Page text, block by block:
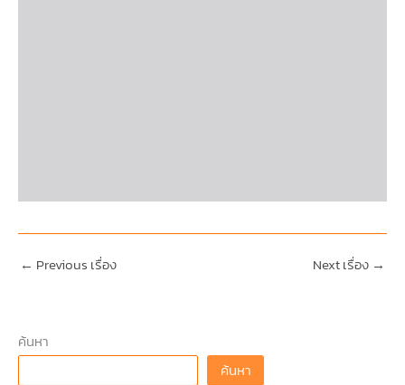
← Previous เรื่อง Next เรื่อง →
ค้นหา
ค้นหา